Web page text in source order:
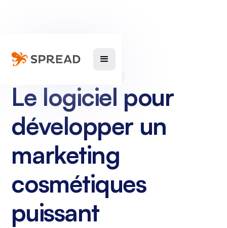
Le logiciel pour
développer un
marketing
cosmétiques
puissant